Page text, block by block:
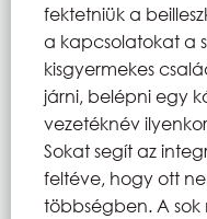
fektetniük a
a kapcsolatokat a
kisgyermekes
járni, belépni egy
vezetéknév
Sokat segít az
feltéve, hogy ott
többségben. A